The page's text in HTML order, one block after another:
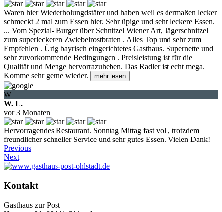
Waren hier Wiederholungdstäter und haben weil es dermaßen lecker
schmeckt 2 mal zum Essen hier. Sehr üpige und sehr leckere Essen.
... Vom Spezial- Burger über Schnitzel Wiener Art, Jägerschnitzel
zum superleckeren Zwiebelrostbraten . Alles Top und sehr zum
Empfehlen . Ürig bayrisch eingerichtetes Gasthaus. Supernette und
sehr zuvorkommende Bedingungen . Preisleistung ist für die
Qualität und Menge hervorrazuheben. Das Radler ist echt mega.
Komme sehr gerne wieder.
mehr lesen
W
W. L.
vor 3 Monaten
Hervorragendes Restaurant. Sonntag Mittag fast voll, trotzdem
freundlicher schneller Service und sehr gutes Essen. Vielen Dank!
Previous
Next
Kontakt
Gasthaus zur Post